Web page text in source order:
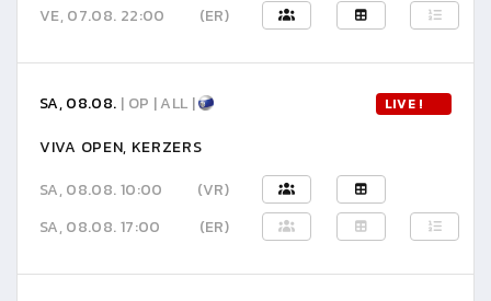
VE, 07.08. 22:00
(ER)
SA, 08.08. | OP | ALL | LIVE !
VIVA OPEN, KERZERS
SA, 08.08. 10:00
(VR)
SA, 08.08. 17:00
(ER)